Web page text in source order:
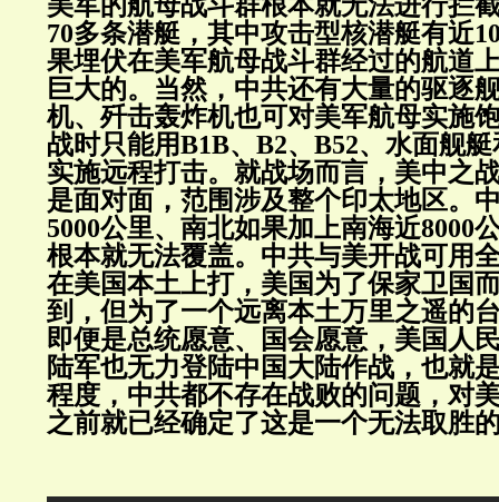
70多条潜艇，其中攻击型核潜艇有近
果埋伏在美军航母战斗群经过的航道
巨大的。当然，中共还有大量的驱逐
机、歼击轰炸机也可对美军航母实施
战时只能用B1B、B2、B52、水面舰
实施远程打击。就战场而言，美中之
是面对面，范围涉及整个印太地区。
5000公里、南北如果加上南海近8000
根本就无法覆盖。中共与美开战可用
在美国本土上打，美国为了保家卫国
到，但为了一个远离本土万里之遥的
即便是总统愿意、国会愿意，美国人
陆军也无力登陆中国大陆作战，也就
程度，中共都不存在战败的问题，对
之前就已经确定了这是一个无法取胜